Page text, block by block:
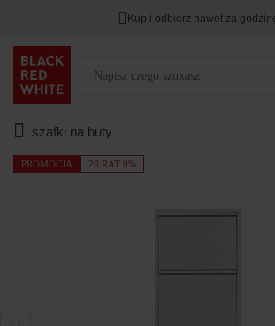
Kup i odbierz nawet za
szafki na buty
PROMOCJA 20 RAT 0%